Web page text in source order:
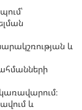
և
և